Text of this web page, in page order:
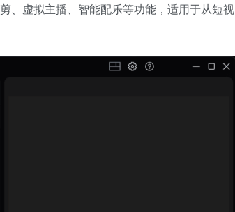
、虚拟主播、智能配乐等功能，适用于从短视